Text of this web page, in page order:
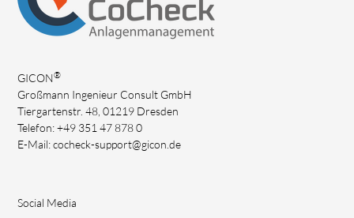
GICON®
Großmann Ingenieur Consult GmbH
Tiergartenstr. 48, 01219 Dresden
Telefon: +49 351 47 878 0
E-Mail:cocheck-support@gicon.de
Social Media